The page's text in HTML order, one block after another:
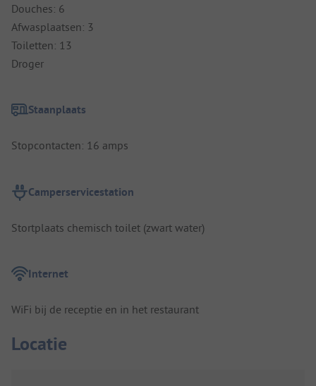
Douches: 6
Afwasplaatsen: 3
Toiletten: 13
Droger
Staanplaats
Stopcontacten: 16 amps
Camperservicestation
Stortplaats chemisch toilet (zwart water)
Internet
WiFi bij de receptie en in het restaurant
Locatie